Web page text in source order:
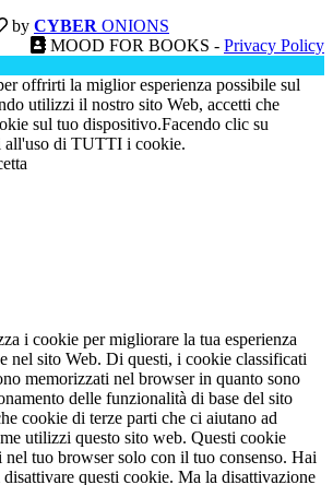
by CYBER ONIONS
MOOD FOR BOOKS - Privacy Policy
offrirti la miglior esperienza possibile sul
utilizzi il nostro sito Web, accetti che
sul tuo dispositivo.Facendo clic su
all'uso di TUTTI i cookie.
i cookie per migliorare la tua esperienza
nel sito Web. Di questi, i cookie classificati
memorizzati nel browser in quanto sono
delle funzionalità di base del sito
cookie di terze parti che ci aiutano ad
utilizzi questo sito web. Questi cookie
nel tuo browser solo con il tuo consenso. Hai
questi cookie. Ma la disattivazione